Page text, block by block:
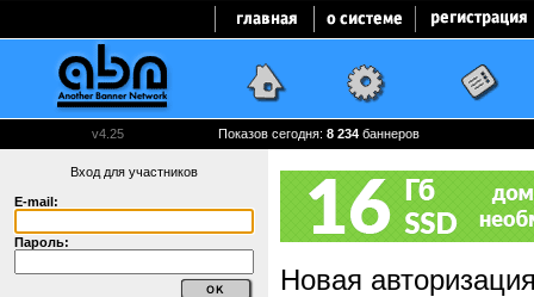
v4.25 Показов сегодня: 8 234 баннеров
Вход для участников
E-mail:
Пароль:
Новая